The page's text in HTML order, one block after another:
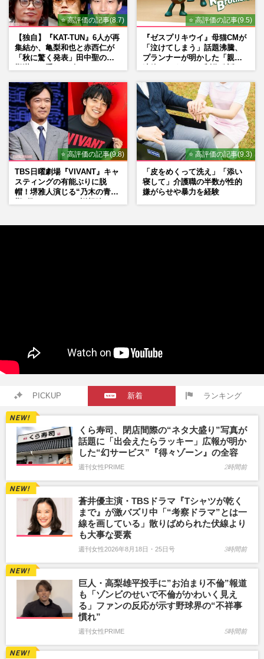
⭐ 高評価の記事(8.7)
【独自】『KAT-TUN』6人が再
集結か、亀梨和也と赤西仁が
「秋に驚く発表」田中聖の刑
⭐ 高評価の記事(9.5)
『ゼスプリキウイ』母猫CMが
「泣けてしまう」話題沸騰、
プランナーが明かした「親に
⭐ 高評価の記事(9.8)
TBS日曜劇場『VIVANT』キャ
スティングの有能ぶりに脱
帽！堺雅人演じる“乃木の青年
⭐ 高評価の記事(9.3)
「皮をめくって洗え」「添い
寝して」介護職の半数が性的
嫌がらせや暴力を経験
PICKUP 新着 ランキング
くら寿司、閉店間際の“ネタ大盛り”写真が
話題に「出会えたらラッキー」広報が明か
した“幻サービス”『得々ゾーン』の全容
週刊女性PRIME 2時間前
蒼井優主演・TBSドラマ『Tシャツが乾く
まで』が激バズリ中「“考察ドラマ”とは一
線を画している」散りばめられた伏線より
も大事な要素
週刊女性2026年8月18日・25日号 3時間前
巨人・高梨雄平投手に”お泊まり不倫”報道
も「ゾンビのせいで不倫がかわいく見え
る」ファンの反応が示す野球界の“不祥事
慣れ”
週刊女性PRIME 5時間前